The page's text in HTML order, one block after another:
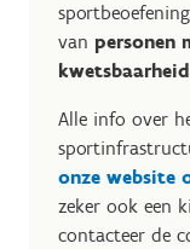
van personen
Alle info over
onze website
zeker ook een
contacteer de